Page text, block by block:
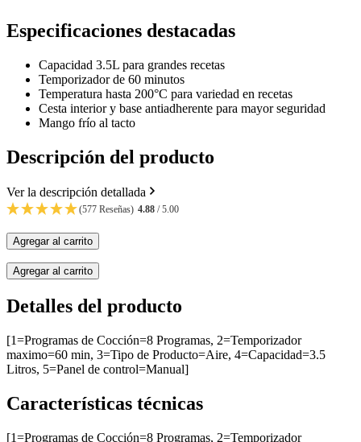
Especificaciones destacadas
Capacidad 3.5L para grandes recetas
Temporizador de 60 minutos
Temperatura hasta 200°C para variedad en recetas
Cesta interior y base antiadherente para mayor seguridad
Mango frío al tacto
Descripción del producto
Ver la descripción detallada
(577 Reseñas) 4.88 / 5.00
Agregar al carrito
Agregar al carrito
Detalles del producto
[1=Programas de Cocción=8 Programas, 2=Temporizador
maximo=60 min, 3=Tipo de Producto=Aire, 4=Capacidad=3.5
Litros, 5=Panel de control=Manual]
Características técnicas
[1=Programas de Cocción=8 Programas, 2=Temporizador